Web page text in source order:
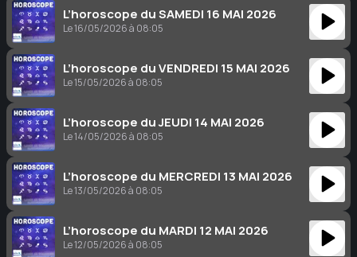
L’horoscope du SAMEDI 16 MAI 2026
Le 16/05/2026 à 08:05
L’horoscope du VENDREDI 15 MAI 2026
Le 15/05/2026 à 08:05
L’horoscope du JEUDI 14 MAI 2026
Le 14/05/2026 à 08:05
L’horoscope du MERCREDI 13 MAI 2026
Le 13/05/2026 à 08:05
L’horoscope du MARDI 12 MAI 2026
Le 12/05/2026 à 08:05